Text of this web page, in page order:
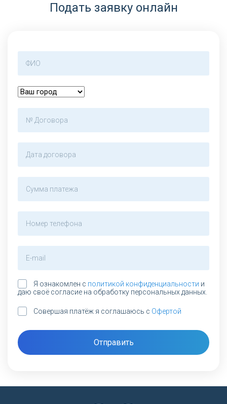
Подать заявку онлайн
Я ознакомлен с политикой конфиденциальности и
даю своё согласие на обработку персональных данных.
Совершая платёж я соглашаюсь с Офертой
Отправить